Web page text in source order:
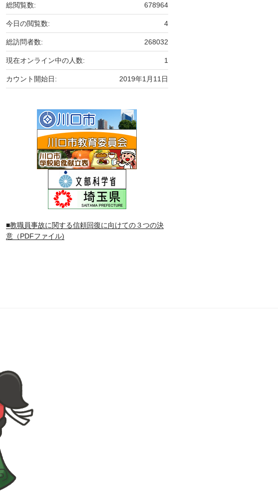
678964
総閲覧数:
4
今日の閲覧数:
268032
総訪問者数:
1
現在オンライン中の人数:
2019年1月11日
カウント開始日:
■教職員事故に関する信頼回復に向けての３つの決
意（PDFファイル)